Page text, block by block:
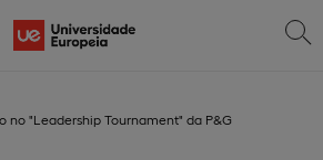
no "Leadership Tournament" da P&G